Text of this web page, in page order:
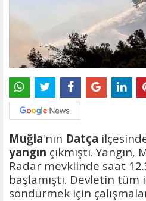
Muğla'nın Datça
yangın çıkmıştı.
Radar mevkiinde saat
başlamıştı. Devletin tüm
söndürmek için